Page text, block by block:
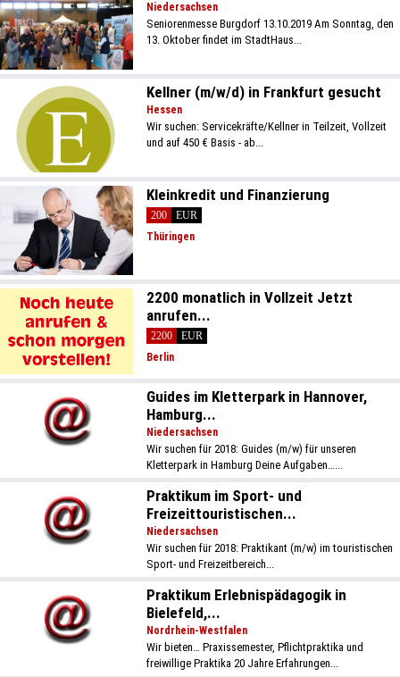
Niedersachsen
Seniorenmesse Burgdorf 13.10.2019 Am Sonntag, den
13. Oktober findet im StadtHaus...
Kellner (m/w/d) in Frankfurt gesucht
Hessen
Wir suchen: Servicekräfte/Kellner in Teilzeit, Vollzeit
und auf 450 € Basis - ab...
Kleinkredit und Finanzierung
200
EUR
Thüringen
2200 monatlich in Vollzeit Jetzt
anrufen...
2200
EUR
Berlin
Guides im Kletterpark in Hannover,
Hamburg...
Niedersachsen
Wir suchen für 2018: Guides (m/w) für unseren
Kletterpark in Hamburg Deine Aufgaben…...
Praktikum im Sport- und
Freizeittouristischen...
Niedersachsen
Wir suchen für 2018: Praktikant (m/w) im touristischen
Sport- und Freizeitbereich...
Praktikum Erlebnispädagogik in
Bielefeld,...
Nordrhein-Westfalen
Wir bieten… Praxissemester, Pflichtpraktika und
freiwillige Praktika 20 Jahre Erfahrungen...